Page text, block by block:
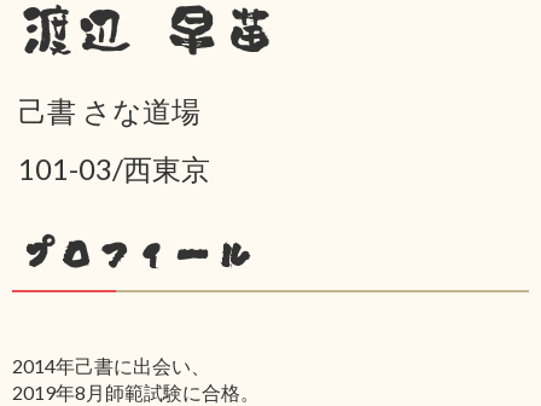
渡辺 早苗
己書 さな道場
101-03/西東京
プロフィール
2014年己書に出会い、
2019年8月師範試験に合格。